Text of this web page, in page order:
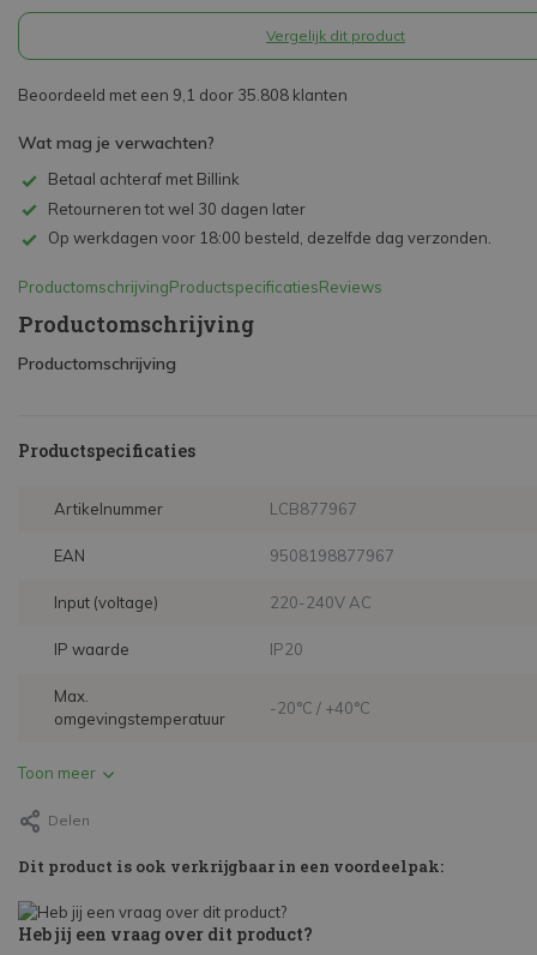
Vergelijk dit product
Beoordeeld met een 9,1 door 35.808 klanten
Wat mag je verwachten?
Betaal achteraf met Billink
Retourneren tot wel 30 dagen later
Op werkdagen voor 18:00 besteld, dezelfde dag verzonden.
ProductomschrijvingProductspecificatiesReviews
Productomschrijving
Productomschrijving
Productspecificaties
Artikelnummer LCB877967
EAN 9508198877967
Input (voltage) 220-240V AC
IP waarde IP20
Max.
omgevingstemperatuur
-20°C / +40°C
Toon meer
Delen
Dit product is ook verkrijgbaar in een voordeelpak:
Heb jij een vraag over dit product?